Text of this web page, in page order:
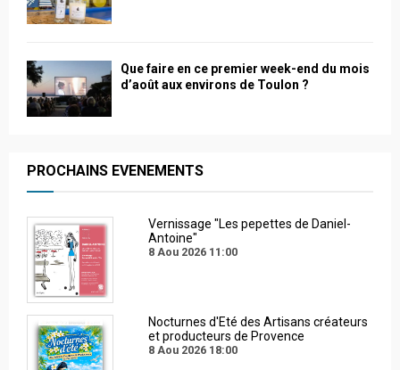
Que faire en ce premier week-end du mois
d’août aux environs de Toulon ?
PROCHAINS EVENEMENTS
Vernissage "Les pepettes de Daniel-
Antoine"
8 Aou 2026 11:00
Nocturnes d'Eté des Artisans créateurs
et producteurs de Provence
8 Aou 2026 18:00